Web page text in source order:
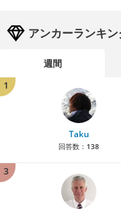
アンカーランキン
週間
1
Taku
回答数： 138
3